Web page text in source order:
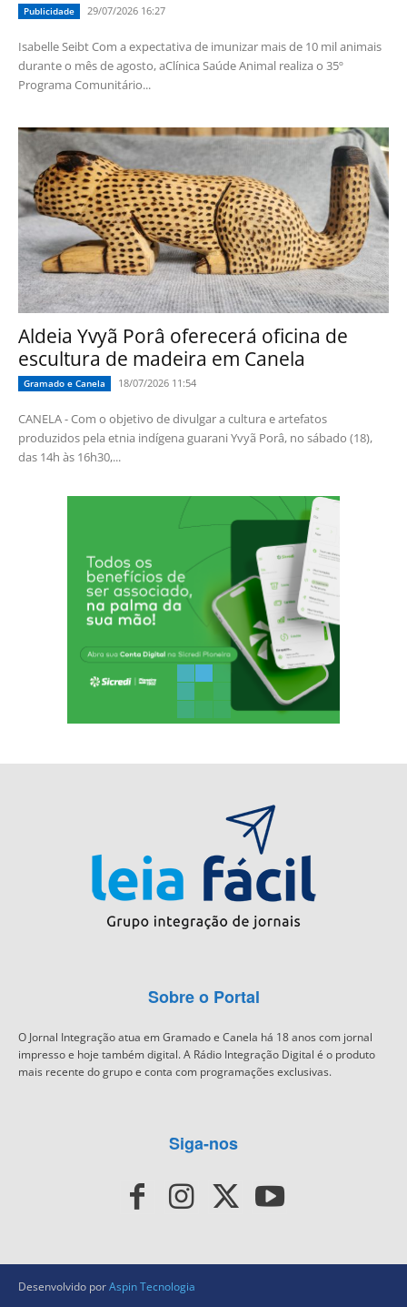
Publicidade 29/07/2026 16:27
Isabelle Seibt Com a expectativa de imunizar mais de 10 mil animais
durante o mês de agosto, aClínica Saúde Animal realiza o 35º
Programa Comunitário...
Aldeia Yvyã Porâ oferecerá oficina de
escultura de madeira em Canela
Gramado e Canela 18/07/2026 11:54
CANELA - Com o objetivo de divulgar a cultura e artefatos
produzidos pela etnia indígena guarani Yvyã Porâ, no sábado (18),
das 14h às 16h30,...
Sobre o Portal
O Jornal Integração atua em Gramado e Canela há 18 anos com jornal
impresso e hoje também digital. A Rádio Integração Digital é o produto
mais recente do grupo e conta com programações exclusivas.
Siga-nos
Desenvolvido porAspin Tecnologia